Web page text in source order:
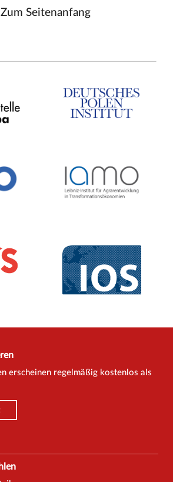
Zum Seitenanfang
erscheinen regelmäßig kostenlos als